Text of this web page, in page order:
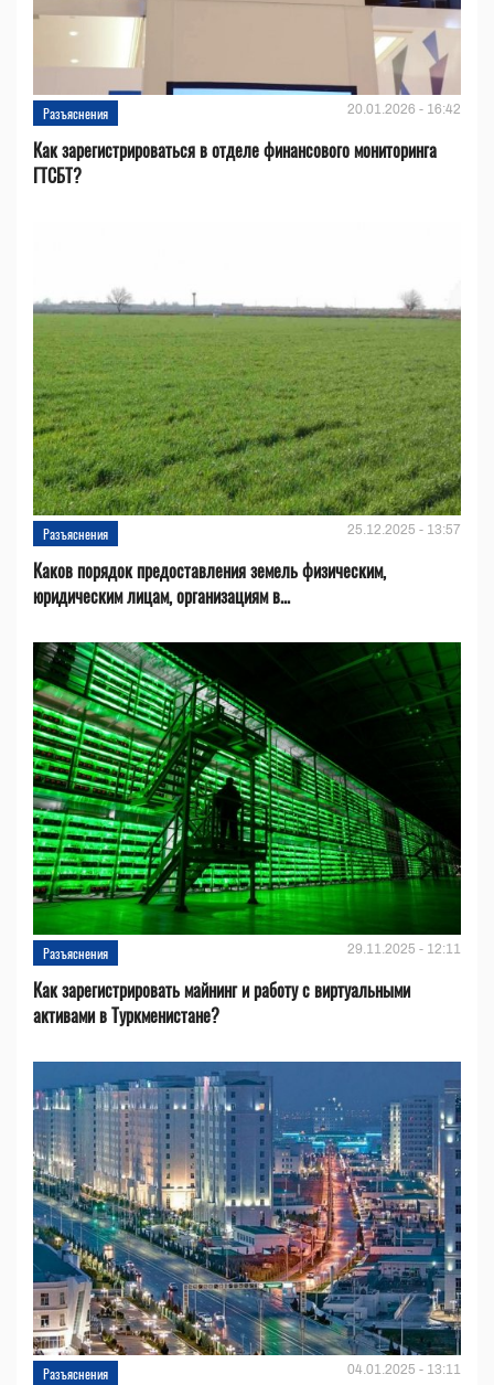
Разъяснения 20.01.2026 - 16:42
Как зарегистрироваться в отделе финансового мониторинга
ГТСБТ?
Разъяснения 25.12.2025 - 13:57
Каков порядок предоставления земель физическим,
юридическим лицам, организациям в...
Разъяснения 29.11.2025 - 12:11
Как зарегистрировать майнинг и работу с виртуальными
активами в Туркменистане?
Разъяснения 04.01.2025 - 13:11